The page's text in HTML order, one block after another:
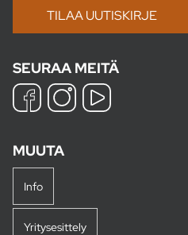
SEURAA MEITÄ
MUUTA
Info
Yritysesittely